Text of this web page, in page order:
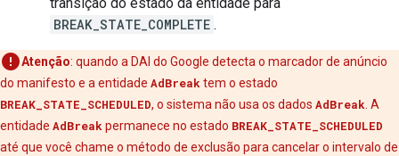
BREAK_STATE_COMPLETE .
Atenção: quando a DAI do Google detecta o marcador de anúncio
do manifesto e a entidade AdBreak tem o estado
BREAK_STATE_SCHEDULED, o sistema não usa os dados AdBreak . A
entidade AdBreak permanece no estado BREAK_STATE_SCHEDULED
até que você chame o método de exclusão para cancelar o intervalo de